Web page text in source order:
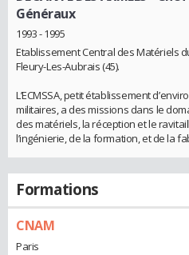
Généraux
1993 - 1995
Etablissement Central des Matériels
Fleury-Les-Aubrais (45).
L’ECMSSA, petit établissement
militaires, a des missions dans le
des matériels, la réception et le
l’ingénierie, de la formation, et de la
Formations
CNAM
Paris